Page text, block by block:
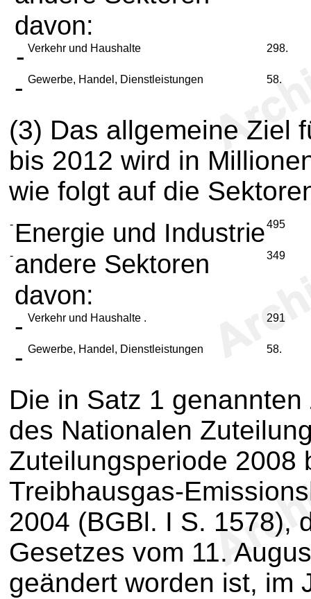
davon:
- Verkehr und Haushalte 298.
- Gewerbe, Handel, Dienstleistungen 58.
(3) Das allgemeine Ziel
bis 2012 wird in
wie folgt auf die
- Energie und Industrie495
-andere Sektoren 349
davon:
- Verkehr und Haushalte . 291
- Gewerbe, Handel, Dienstleistungen 58.
Die in Satz 1
des Nationalen
Zuteilungsperiode
Treibhausgas-
2004 (BGBl. I S. 1578),
Gesetzes vom 11.
geändert worden ist, im